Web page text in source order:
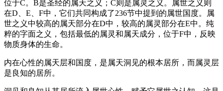
位于C。B是圣经的属天之义；C则是属灵之义。属世之义则
在D、E、F中，它们共同构成了236节中提到的属世国度。属
世之义中较高的属天部分在D中，较高的属灵部分在E中。纯
粹的字面之义，包括最低的属灵和属天成分，位于F中，反映
物质身体的生命。
内在心性的属天层和国度，是属天洞见的根本居所，而属灵层
是良知的居所。